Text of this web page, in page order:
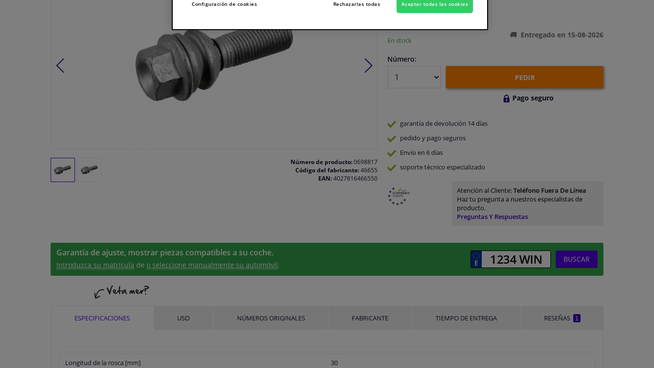
Número de producto:0698817
Código del fabricante:46655
EAN:4027816466550
Ver especificaciones del producto
En stock
Entregado en 15-08-2026
Número:
PEDIR
Pago seguro
garantía de devolución 14 días
pedido y pago seguros
Envío en 6 días
soporte técnico especializado
Atención al Cliente:Teléfono Fuera De Línea
Haz tu pregunta a nuestros especialistas de
producto.
Preguntas Y Respuestas
Garantía de ajuste, mostrar piezas compatibles a su coche.
Introduzca su matrícula de o seleccione manualmente su automóvil.
BUSCAR
ESPECIFICACIONES USO NÚMEROS ORIGINALES FABRICANTE TIEMPO DE ENTREGA RESEÑAS 1
Longitud de la rosca [mm] 30
Configuración de cookies Rechazarlas todas Aceptar todas las cookies